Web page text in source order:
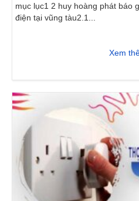
mục lục1 2 huy hoàng phát báo
điện tại vũng tàu2.1...
Xem